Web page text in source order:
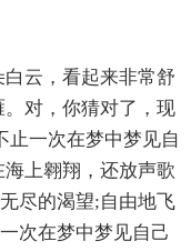
云，看起来非常舒
对，你猜对了，现
一次在梦中梦见自
上翱翔，还放声歌
尽的渴望;自由地飞
次在梦中梦见自己